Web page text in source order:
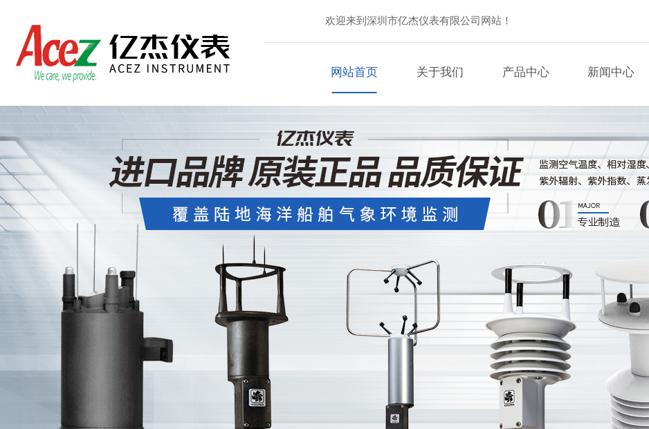
欢迎来到深圳市亿杰仪表有限公司网站！
网站首页 关于我们 产品中心 新闻中心